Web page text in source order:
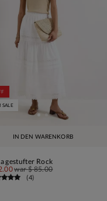
IN DEN WARENKORB
SALE
gestufter Rock
war$ 85.00
(4)